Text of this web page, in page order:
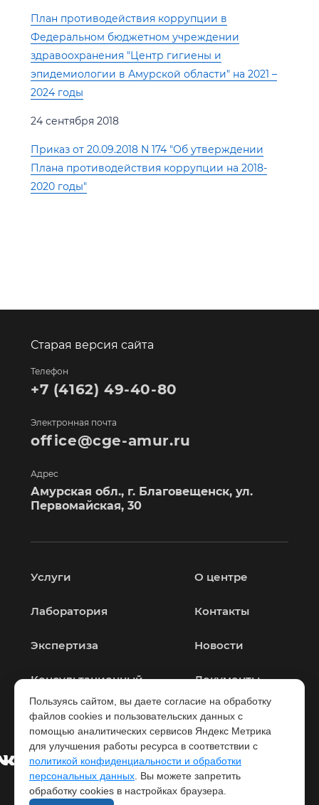
План противодействия коррупции в
Федеральном бюджетном учреждении
здравоохранения "Центр гигиены и
эпидемиологии в Амурской области" на 2021 –
2024 годы
24 сентября 2018
Приказ от 20.09.2018 N 174 "Об утверждении
Плана противодействия коррупции на 2018-
2020 годы"
Старая версия сайта
Телефон
+7 (4162) 49-40-80
Электронная почта
office@cge-amur.ru
Адрес
Амурская обл., г. Благовещенск, ул.
Первомайская, 30
Услуги
Лаборатория
Экспертиза
Консультационный
О центре
Контакты
Новости
Документы
Пользуясь сайтом, вы даете согласие на обработку
файлов cookies и пользовательских данных с
помощью аналитических сервисов Яндекс Метрика
для улучшения работы ресурса в соответствии с
политикой конфиденциальности и обработки
персональных данных . Вы можете запретить
обработку cookies в настройках браузера.